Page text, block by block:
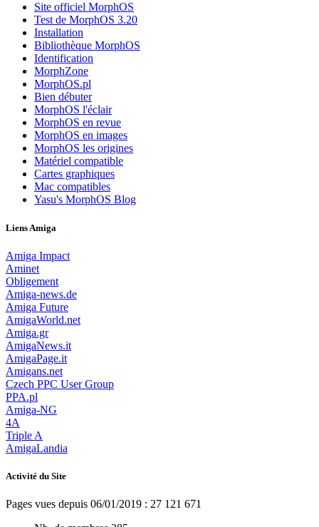
Site officiel MorphOS
Test de MorphOS 3.20
Installation
Bibliothèque MorphOS
Identification
MorphZone
MorphOS.pl
Bien débuter
MorphOS l'éclair
MorphOS en revue
MorphOS en images
MorphOS les origines
Matériel compatible
Cartes graphiques
Mac compatibles
Yasu's MorphOS Blog
Liens Amiga
Amiga Impact
Aminet
Obligement
Amiga-news.de
Amiga Future
AmigaWorld.net
Amiga.gr
AmigaNews.it
AmigaPage.it
Amigans.net
Czech PPC User Group
PPA.pl
Amiga-NG
4A
Triple A
AmigaLandia
Activité du Site
Pages vues depuis 06/01/2019 : 27 121 671